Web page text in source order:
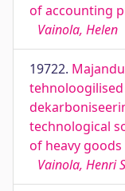
of accounting
Vainola, Helen
19722.
technological
of heavy
Vainola, Henri